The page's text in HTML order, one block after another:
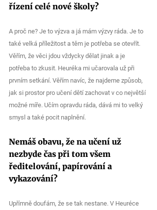
řízení celé nové školy?
A proč ne? Je to výzva a já mám výzvy ráda. Je to
také velká příležitost a těm je potřeba se otevřít.
Věřím, že věci jdou vždycky dělat jinak a je
potřeba to zkusit. Heuréka mi učarovala už při
prvním setkání. Věřím navíc, že najdeme způsob,
jak si prostor pro učení dětí zachovat v co největší
možné míře. Učím opravdu ráda, dává mi to velký
smysl a také pocit naplnění.
Nemáš obavu, že na učení už
nezbyde čas při tom všem
ředitelování, papírování a
vykazování?
Upřímně doufám, že se tak nestane. V Heuréce